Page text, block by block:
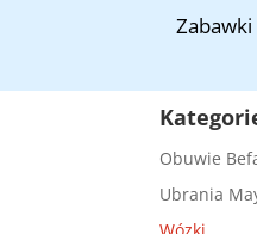
Obuwie
Ubrania